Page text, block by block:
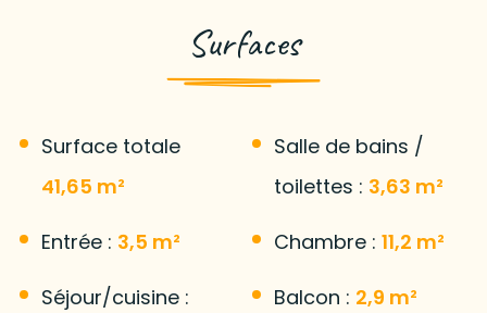
Surfaces
Surface totale
41,65 m²
Entrée : 3,5 m²
Séjour/cuisine :
Salle de bains /
toilettes : 3,63 m²
Chambre : 11,2 m²
Balcon : 2,9 m²